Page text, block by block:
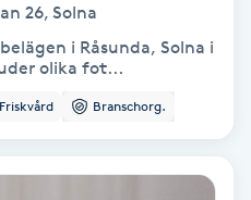
26, Solna
i Råsunda, Solna i
olika fot...
Friskvård Branschorg.